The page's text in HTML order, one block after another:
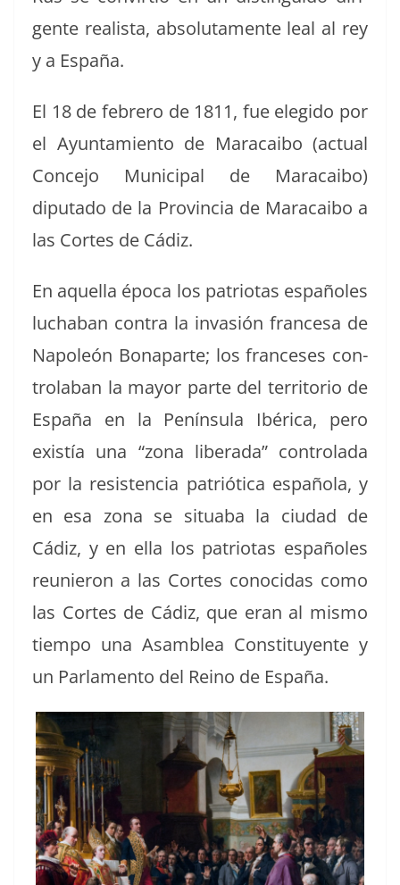
gente real­ista, abso­lu­ta­mente leal al rey
y a España.
El 18 de febrero de 1811, fue elegi­do por
el Ayun­tamien­to de Mara­cai­bo (actu­al
Con­ce­jo Munic­i­pal de Mara­cai­bo)
diputa­do de la Provin­cia de Mara­cai­bo a
las Cortes de Cádiz.
En aque­l­la época los patri­o­tas españoles
lucha­ban con­tra la invasión france­sa de
Napoleón Bona­parte; los france­ses con­
tro­la­ban la may­or parte del ter­ri­to­rio de
España en la Penín­su­la Ibéri­ca, pero
existía una “zona lib­er­a­da” con­tro­la­da
por la resisten­cia patrióti­ca españo­la, y
en esa zona se situ­a­ba la ciu­dad de
Cádiz, y en ella los patri­o­tas españoles
reunieron a las Cortes cono­ci­das como
las Cortes de Cádiz, que eran al mis­mo
tiem­po una Asam­blea Con­sti­tuyente y
un Par­la­men­to del Reino de España.